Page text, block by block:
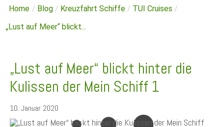
Home / Blog / Kreuzfahrt Schiffe / TUI Cruises /
„Lust auf Meer“ blickt...
„Lust auf Meer“ blickt hinter die
Kulissen der Mein Schiff 1
10. Januar 2020